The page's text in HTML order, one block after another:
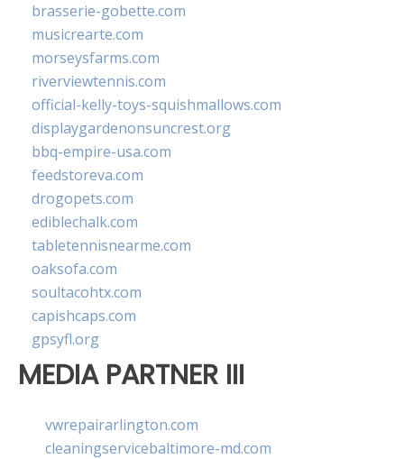
brasserie-gobette.com
musicrearte.com
morseysfarms.com
riverviewtennis.com
official-kelly-toys-squishmallows.com
displaygardenonsuncrest.org
bbq-empire-usa.com
feedstoreva.com
drogopets.com
ediblechalk.com
tabletennisnearme.com
oaksofa.com
soultacohtx.com
capishcaps.com
gpsyfl.org
MEDIA PARTNER III
vwrepairarlington.com
cleaningservicebaltimore-md.com